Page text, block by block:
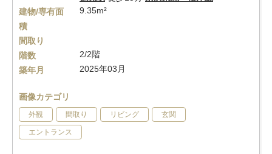
建物/専有面
積
9.35m²
間取り
階数
2/2階
築年月
2025年03月
画像カテゴリ
外観 間取り リビング 玄関
エントランス